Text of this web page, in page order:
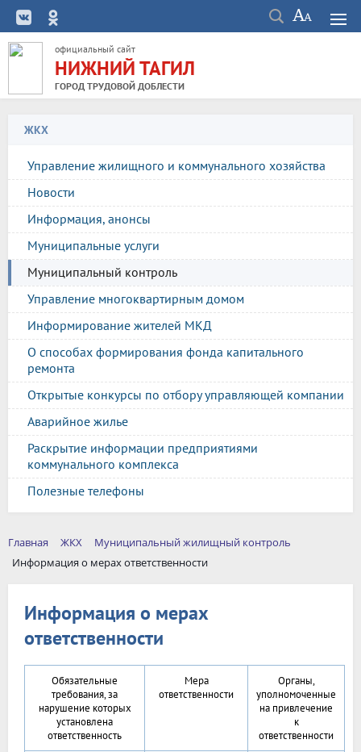
официальный сайт
НИЖНИЙ ТАГИЛ
ГОРОД ТРУДОВОЙ ДОБЛЕСТИ
ЖКХ
Управление жилищного и коммунального хозяйства
Новости
Информация, анонсы
Муниципальные услуги
Муниципальный контроль
Управление многоквартирным домом
Информирование жителей МКД
О способах формирования фонда капитального
ремонта
Открытые конкурсы по отбору управляющей компании
Аварийное жилье
Раскрытие информации предприятиями
коммунального комплекса
Полезные телефоны
Главная ЖКХ
Муниципальный жилищный контроль
Информация о мерах ответственности
Информация о мерах
ответственности
Обязательные
требования, за
нарушение которых
установлена
ответственность
Мера
ответственности
Органы,
уполномоченные
на привлечение
к
ответственности